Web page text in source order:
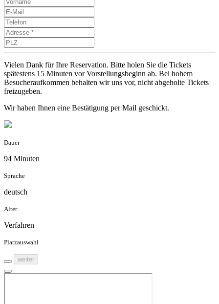
Vielen Dank für Ihre Reservation. Bitte holen Sie die Tickets
spätestens 15 Minuten vor Vorstellungsbeginn ab. Bei hohem
Besucheraufkommen behalten wir uns vor, nicht abgeholte Tickets
freizugeben.
Wir haben Ihnen eine Bestätigung per Mail geschickt.
Dauer
94 Minuten
Sprache
deutsch
Alter
Verfahren
Platzauswahl
weiter